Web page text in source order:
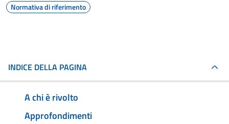
Normativa di riferimento
INDICE DELLA PAGINA
A chi è rivolto
Approfondimenti